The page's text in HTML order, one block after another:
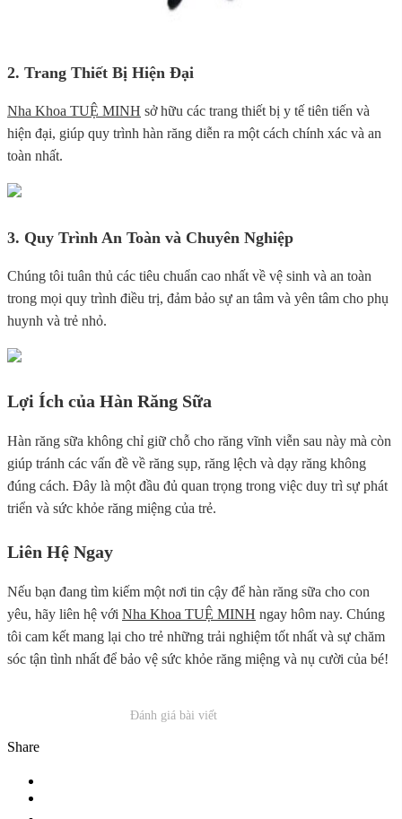
2. Trang Thiết Bị Hiện Đại
Nha Khoa TUỆ MINH sở hữu các trang thiết bị y tế tiên tiến và
hiện đại, giúp quy trình hàn răng diễn ra một cách chính xác và an
toàn nhất.
3. Quy Trình An Toàn và Chuyên Nghiệp
Chúng tôi tuân thủ các tiêu chuẩn cao nhất về vệ sinh và an toàn
trong mọi quy trình điều trị, đảm bảo sự an tâm và yên tâm cho phụ
huynh và trẻ nhỏ.
Lợi Ích của Hàn Răng Sữa
Hàn răng sữa không chỉ giữ chỗ cho răng vĩnh viễn sau này mà còn
giúp tránh các vấn đề về răng sụp, răng lệch và dạy răng không
đúng cách. Đây là một đầu đủ quan trọng trong việc duy trì sự phát
triển và sức khỏe răng miệng của trẻ.
Liên Hệ Ngay
Nếu bạn đang tìm kiếm một nơi tin cậy để hàn răng sữa cho con
yêu, hãy liên hệ với Nha Khoa TUỆ MINH ngay hôm nay. Chúng
tôi cam kết mang lại cho trẻ những trải nghiệm tốt nhất và sự chăm
sóc tận tình nhất để bảo vệ sức khỏe răng miệng và nụ cười của bé!
Đánh giá bài viết
Share